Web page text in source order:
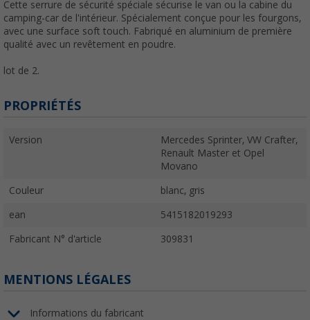
Cette serrure de sécurité spéciale sécurise le van ou la cabine du
camping-car de l'intérieur. Spécialement conçue pour les fourgons,
avec une surface soft touch. Fabriqué en aluminium de première
qualité avec un revêtement en poudre.
lot de 2.
PROPRIÉTÉS
Version
Mercedes Sprinter, VW Crafter,
Renault Master et Opel
Movano
Couleur blanc, gris
ean 5415182019293
Fabricant N° d'article 309831
MENTIONS LÉGALES
Informations du fabricant